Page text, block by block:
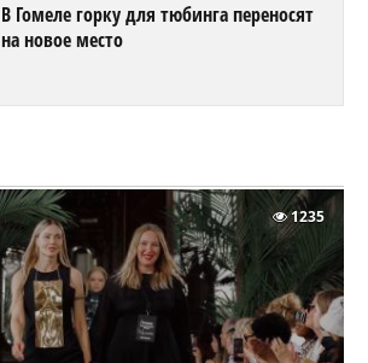
В Гомеле горку для тюбинга переносят
на новое место
1235